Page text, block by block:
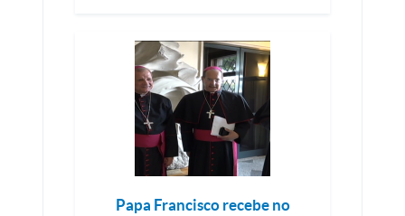
Papa Francisco recebe no